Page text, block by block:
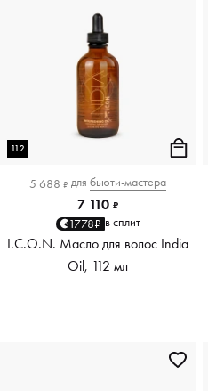
112
5 688 ₽ для бьюти-мастера
7 110 ₽
1778₽ в сплит
I.C.O.N. Масло для волос India
Oil, 112 мл